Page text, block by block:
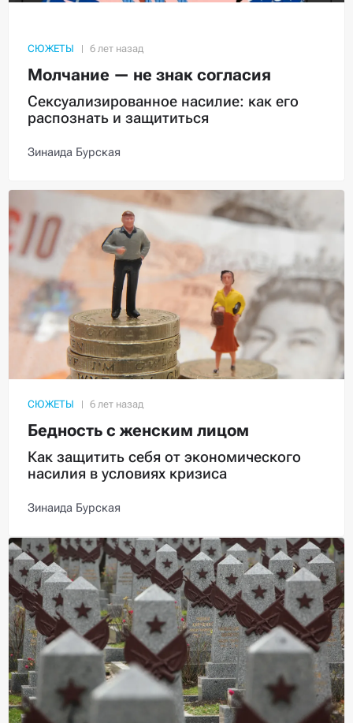
СЮЖЕТЫ
Молчание — не знак согласия
Сексуализированное насилие: как его
распознать и защититься
Зинаида Бурская
СЮЖЕТЫ
Бедность с женским лицом
Как защитить себя от экономического
насилия в условиях кризиса
Зинаида Бурская